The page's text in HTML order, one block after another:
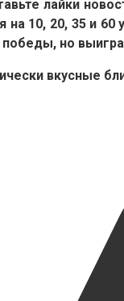
лайки
на 10, 20, 35 и
но